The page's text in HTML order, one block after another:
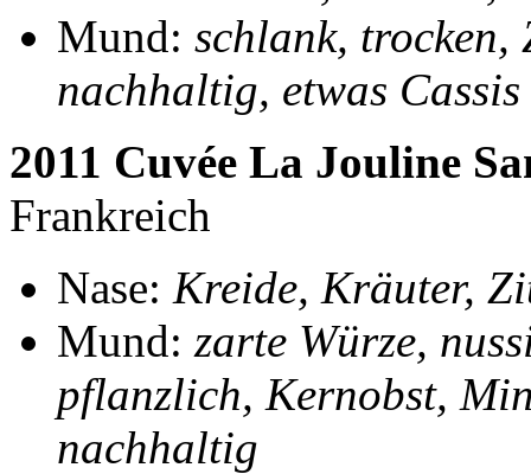
Mund: schlank,
nachhaltig, etwas Cassis
2011 Cuvée La Jouline
Frankreich
Nase: Kreide, Kräuter,
Mund: zarte Würze,
pflanzlich, Kernobst,
nachhaltig